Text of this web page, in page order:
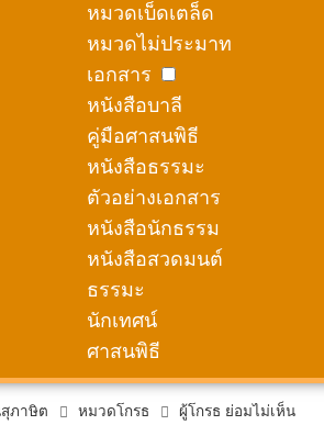
หมวดเบ็ดเตล็ด
หมวดไม่ประมาท
เอกสาร
หนังสือบาลี
คู่มือศาสนพิธี
หนังสือธรรมะ
ตัวอย่างเอกสาร
หนังสือนักธรรม
หนังสือสวดมนต์
ธรรมะ
นักเทศน์
ศาสนพิธี
ภาษิต หมวดโกรธ
ผู้โกรธ ย่อมไม่เห็น